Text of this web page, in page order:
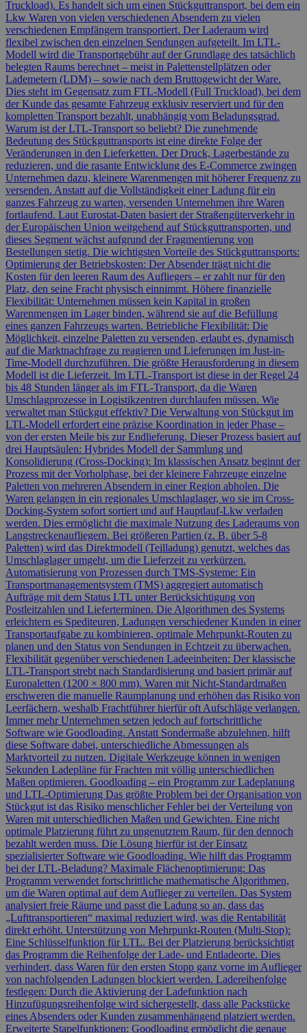
Truckload). Es handelt sich um einen Stückguttransport, bei dem ein
Lkw Waren von vielen verschiedenen Absendern zu vielen
verschiedenen Empfängern transportiert. Der Laderaum wird
flexibel zwischen den einzelnen Sendungen aufgeteilt. Im LTL-
Modell wird die Transportgebühr auf der Grundlage des tatsächlich
belegten Raums berechnet – meist in Palettenstellplätzen oder
Lademetern (LDM) – sowie nach dem Bruttogewicht der Ware.
Dies steht im Gegensatz zum FTL-Modell (Full Truckload), bei dem
der Kunde das gesamte Fahrzeug exklusiv reserviert und für den
kompletten Transport bezahlt, unabhängig vom Beladungsgrad.
Warum ist der LTL-Transport so beliebt? Die zunehmende
Bedeutung des Stückguttransports ist eine direkte Folge der
Veränderungen in den Lieferketten. Der Druck, Lagerbestände zu
reduzieren, und die rasante Entwicklung des E-Commerce zwingen
Unternehmen dazu, kleinere Warenmengen mit höherer Frequenz zu
versenden. Anstatt auf die Vollständigkeit einer Ladung für ein
ganzes Fahrzeug zu warten, versenden Unternehmen ihre Waren
fortlaufend. Laut Eurostat-Daten basiert der Straßengüterverkehr in
der Europäischen Union weitgehend auf Stückguttransporten, und
dieses Segment wächst aufgrund der Fragmentierung von
Bestellungen stetig. Die wichtigsten Vorteile des Stückguttransports:
Optimierung der Betriebskosten: Der Absender trägt nicht die
Kosten für den leeren Raum des Aufliegers – er zahlt nur für den
Platz, den seine Fracht physisch einnimmt. Höhere finanzielle
Flexibilität: Unternehmen müssen kein Kapital in großen
Warenmengen im Lager binden, während sie auf die Befüllung
eines ganzen Fahrzeugs warten. Betriebliche Flexibilität: Die
Möglichkeit, einzelne Paletten zu versenden, erlaubt es, dynamisch
auf die Marktnachfrage zu reagieren und Lieferungen im Just-in-
Time-Modell durchzuführen. Die größte Herausforderung in diesem
Modell ist die Lieferzeit. Im LTL-Transport ist diese in der Regel 24
bis 48 Stunden länger als im FTL-Transport, da die Waren
Umschlagprozesse in Logistikzentren durchlaufen müssen. Wie
verwaltet man Stückgut effektiv? Die Verwaltung von Stückgut im
LTL-Modell erfordert eine präzise Koordination in jeder Phase –
von der ersten Meile bis zur Endlieferung. Dieser Prozess basiert auf
drei Hauptsäulen: Hybrides Modell der Sammlung und
Konsolidierung (Cross-Docking): Im klassischen Ansatz beginnt der
Prozess mit der Vorholphase, bei der kleinere Fahrzeuge einzelne
Paletten von mehreren Absendern in einer Region abholen. Die
Waren gelangen in ein regionales Umschlaglager, wo sie im Cross-
Docking-System sofort sortiert und auf Hauptlauf-Lkw verladen
werden. Dies ermöglicht die maximale Nutzung des Laderaums von
Langstreckenaufliegern. Bei größeren Partien (z. B. über 5-8
Paletten) wird das Direktmodell (Teilladung) genutzt, welches das
Umschlaglager umgeht, um die Lieferzeit zu verkürzen.
Automatisierung von Prozessen durch TMS-Systeme: Ein
Transportmanagementsystem (TMS) aggregiert automatisch
Aufträge mit dem Status LTL unter Berücksichtigung von
Postleitzahlen und Lieferterminen. Die Algorithmen des Systems
erleichtern es Spediteuren, Ladungen verschiedener Kunden in einer
Transportaufgabe zu kombinieren, optimale Mehrpunkt-Routen zu
planen und den Status von Sendungen in Echtzeit zu überwachen.
Flexibilität gegenüber verschiedenen Ladeeinheiten: Der klassische
LTL-Transport strebt nach Standardisierung und basiert primär auf
Europaletten (1200 × 800 mm). Waren mit Nicht-Standardmaßen
erschweren die manuelle Raumplanung und erhöhen das Risiko von
Leerfächern, weshalb Frachtführer hierfür oft Aufschläge verlangen.
Immer mehr Unternehmen setzen jedoch auf fortschrittliche
Software wie Goodloading. Anstatt Sondermaße abzulehnen, hilft
diese Software dabei, unterschiedliche Abmessungen als
Marktvorteil zu nutzen. Digitale Werkzeuge können in wenigen
Sekunden Ladepläne für Frachten mit völlig unterschiedlichen
Maßen optimieren. Goodloading – ein Programm zur Ladeplanung
und LTL-Optimierung Das größte Problem bei der Organisation von
Stückgut ist das Risiko menschlicher Fehler bei der Verteilung von
Waren mit unterschiedlichen Maßen und Gewichten. Eine nicht
optimale Platzierung führt zu ungenutztem Raum, für den dennoch
bezahlt werden muss. Die Lösung hierfür ist der Einsatz
spezialisierter Software wie Goodloading. Wie hilft das Programm
bei der LTL-Beladung? Maximale Flächenoptimierung: Das
Programm verwendet fortschrittliche mathematische Algorithmen,
um die Waren optimal auf dem Auflieger zu verteilen. Das System
analysiert freie Räume und passt die Ladung so an, dass das
„Lufttransportieren“ maximal reduziert wird, was die Rentabilität
direkt erhöht. Unterstützung von Mehrpunkt-Routen (Multi-Stop):
Eine Schlüsselfunktion für LTL. Bei der Platzierung berücksichtigt
das Programm die Reihenfolge der Lade- und Entladeorte. Dies
verhindert, dass Waren für den ersten Stopp ganz vorne im Auflieger
von nachfolgenden Ladungen blockiert werden. Ladereihenfolge
festlegen: Durch die Aktivierung der Ladefunktion nach
Hinzufügungsreihenfolge wird sichergestellt, dass alle Packstücke
eines Absenders oder Kunden zusammenhängend platziert werden.
Erweiterte Stapelfunktionen: Goodloading ermöglicht die genaue